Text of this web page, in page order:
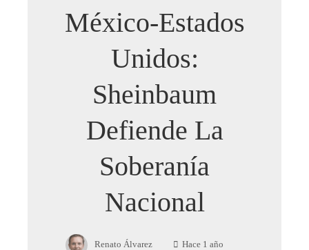
México-Estados
Unidos:
Sheinbaum
Defiende La
Soberanía
Nacional
Renato Álvarez Hace 1 año